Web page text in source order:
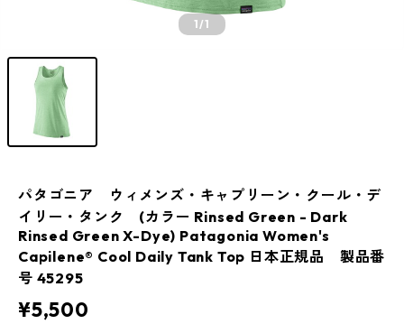
1/1
パタゴニア ウィメンズ・キャプリーン・クール・デ
イリー・タンク (カラー Rinsed Green - Dark
Rinsed Green X-Dye) Patagonia Women's
Capilene® Cool Daily Tank Top 日本正規品 製品番
号 45295
¥5,500